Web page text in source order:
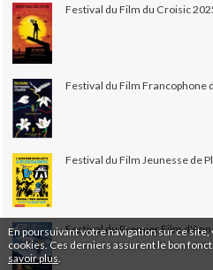
En poursuivant votre navigation sur ce
cookies. Ces derniers assurent le bon
savoir plus
Festival du Film du Croisic
Festival du Film Francophone
Festival du Film Jeunesse de
Festival du Premier Film